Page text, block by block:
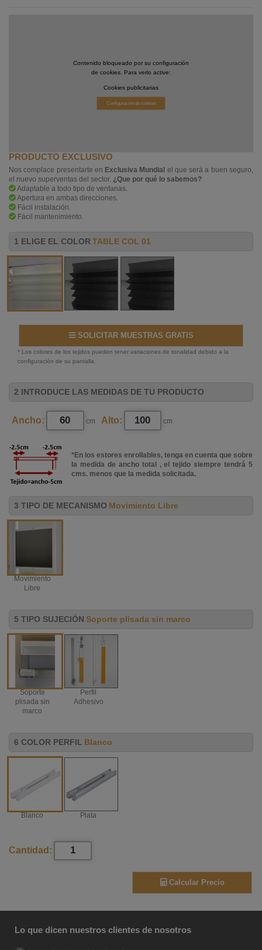
Contenido bloqueado por su configuración
de cookies. Para verlo active:
Cookies publicitarias
Configuración de cookies
PRODUCTO EXCLUSIVO
Nos complace presentarte en Exclusiva Mundial el que será a buen seguro,
el nuevo superventas del sector. ¿Que por qué lo sabemos?
Adaptable a todo tipo de ventanas.
Apertura en ambas direcciones.
Fácil instalación.
Fácil mantenimiento.
1 ELIGE EL COLOR TABLE COL 01
SOLICITAR MUESTRAS GRATIS
* Los colores de los tejidos pueden tener variaciones de tonalidad debido a la
configuración de su pantalla.
2 INTRODUCE LAS MEDIDAS DE TU PRODUCTO
Ancho: cm Alto: cm
*En los estores enrollables, tenga en cuenta que sobre
la medida de ancho total , el tejido siempre tendrá 5
cms. menos que la medida solicitada.
3 TIPO DE MECANISMO Movimiento Libre
Movimiento
Libre
5 TIPO SUJECIÓN Soporte plisada sin marco
Soporte
plisada sin
marco
Perfil
Adhesivo
6 COLOR PERFIL Blanco
Blanco Plata
Cantidad:
Calcular Precio
Lo que dicen nuestros clientes de nosotros